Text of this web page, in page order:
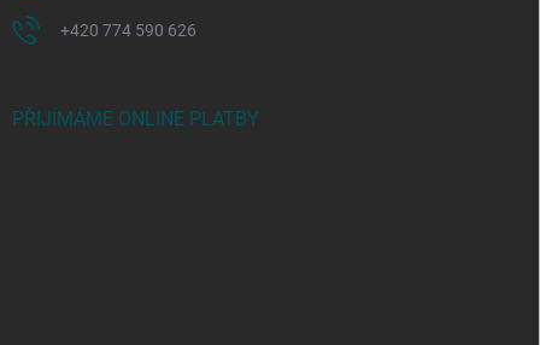
+420 774 590 626
PŘIJÍMÁME ONLINE PLATBY